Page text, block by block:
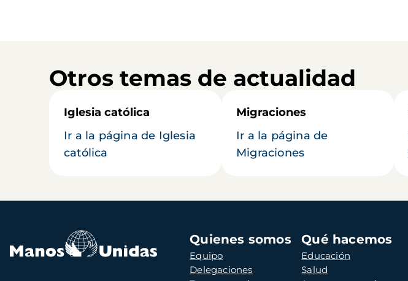
Otros temas de actualidad
Iglesia católica
Ir a la página de Iglesia
católica
Migraciones
Ir a la página de
Migraciones
Navegación
principal
Quienes somos
Equipo
Delegaciones
Qué hacemos
Educación
Salud